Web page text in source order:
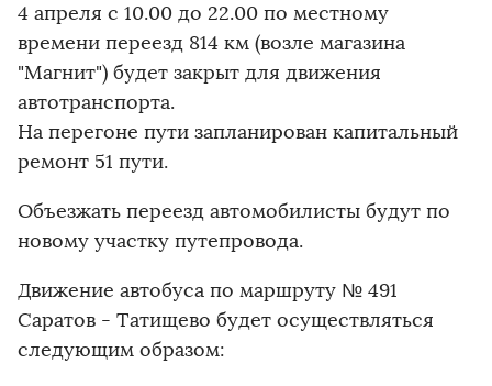
4 апреля с 10.00 до 22.00 по местному
времени переезд 814 км (возле магазина
"Магнит") будет закрыт для движения
автотранспорта.
На перегоне пути запланирован капитальный
ремонт 51 пути.
Объезжать переезд автомобилисты будут по
новому участку путепровода.
Движение автобуса по маршруту № 491
Саратов - Татищево будет осуществляться
следующим образом: